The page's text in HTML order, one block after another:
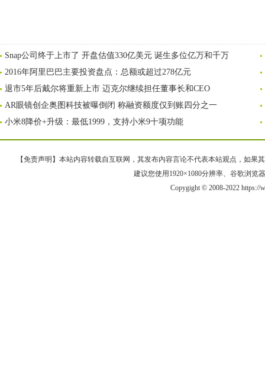
Snap公司终于上市了 开盘估值330亿美元 诞生多位亿万和千万
2016年阿里巴巴主要投资盘点：总额或超过278亿元
退市5年后戴尔将重新上市 迈克尔继续担任董事长和CEO
AR眼镜创企奥图科技被曝倒闭 称融资额度仅到账四分之一
小米8降价+升级：最低1999，支持小米9十项功能
【免责声明】本站内容转载自互联网，其发布内容言论不代表本站观点，如果
建议您使用1920×1080分辨率、谷歌浏览
Copygight © 2008-2022 https://